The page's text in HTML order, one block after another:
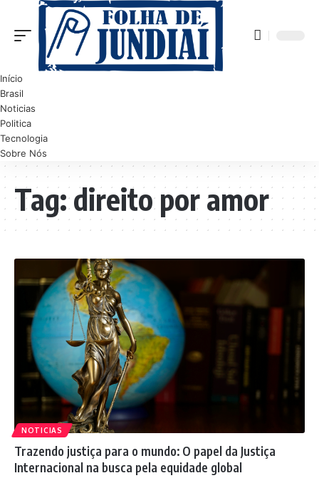
Início
Brasil
Noticias
Politica
Tecnologia
Sobre Nós
Tag:direito por amor
NOTICIAS
Trazendo justiça para o mundo: O papel da Justiça
Internacional na busca pela equidade global